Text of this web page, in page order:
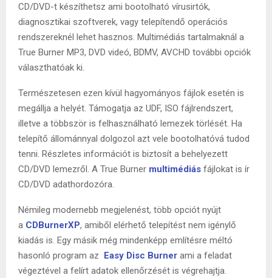
CD/DVD-t készíthetsz ami bootolható vírusirtók,
diagnosztikai szoftverek, vagy telepítendő operációs
rendszereknél lehet hasznos. Multimédiás tartalmaknál a
True Burner MP3, DVD videó, BDMV, AVCHD további opciók
választhatóak ki.
Természetesen ezen kívül hagyományos fájlok esetén is
megállja a helyét. Támogatja az UDF, ISO fájlrendszert,
illetve a többször is felhasználható lemezek törlését. Ha
telepítő állománnyal dolgozol azt vele bootolhatóvá tudod
tenni. Részletes információt is biztosít a behelyezett
CD/DVD lemezről. A True Burner multimédiás fájlokat is ír
CD/DVD adathordozóra.
Némileg modernebb megjelenést, több opciót nyújt
a CDBurnerXP, amiből elérhető telepítést nem igénylő
kiadás is. Egy másik még mindenképp említésre méltó
hasonló program az Easy Disc Burner ami a feladat
végeztével a felírt adatok ellenőrzését is végrehajtja.